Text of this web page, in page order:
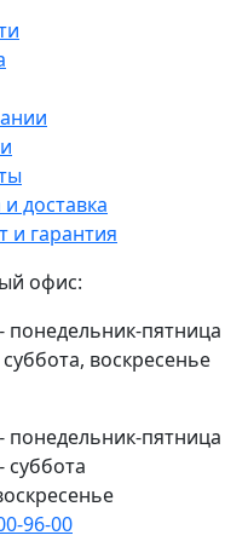
доставка
и гарантия
офис:
понедельник-пятница
воскресенье
понедельник-пятница
суббота
96-00